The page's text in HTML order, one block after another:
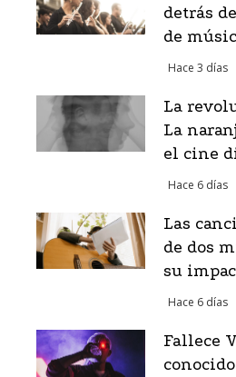
detrás
de
Hace 3 días
La
La
el cine
Hace 6 días
Las
de dos
su
Hace 6 días
Fallece